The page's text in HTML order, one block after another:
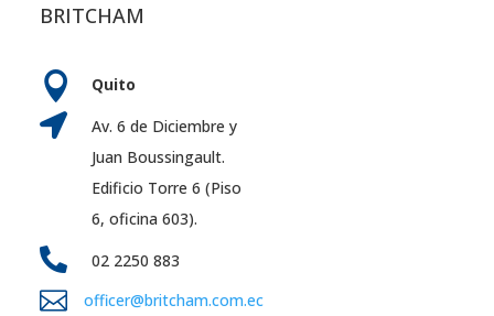
BRITCHAM
 Quito

Av. 6 de Diciembre y
Juan Boussingault.
Edificio Torre 6 (Piso
6, oficina 603).
 02 2250 883

officer@britcham.com.ec